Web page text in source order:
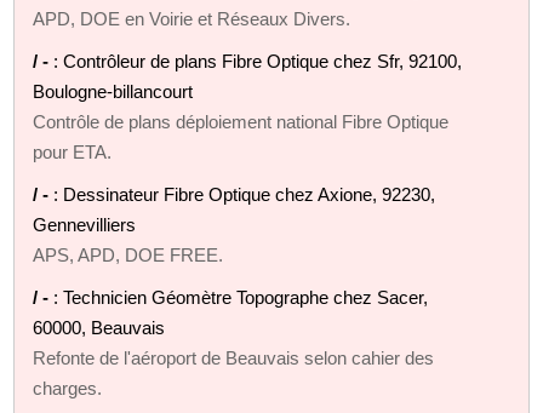
APD, DOE en Voirie et Réseaux Divers.
/ - : Contrôleur de plans Fibre Optique chez Sfr, 92100,
Boulogne-billancourt
Contrôle de plans déploiement national Fibre Optique
pour ETA.
/ - : Dessinateur Fibre Optique chez Axione, 92230,
Gennevilliers
APS, APD, DOE FREE.
/ - : Technicien Géomètre Topographe chez Sacer,
60000, Beauvais
Refonte de l'aéroport de Beauvais selon cahier des
charges.